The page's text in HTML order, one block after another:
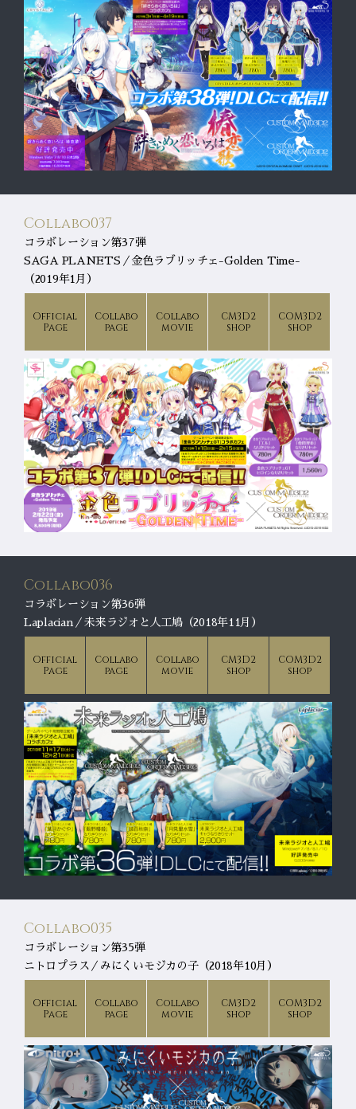
Collabo037
コラボレーション第37弾
SAGA PLANETS／金色ラブリッチェ-Golden Time-
（2019年1月）
Official
Page
Collabo
page
Collabo
movie
CM3D2
shop
COM3D2
shop
Collabo036
コラボレーション第36弾
Laplacian／未来ラジオと人工鳩（2018年11月）
Official
Page
Collabo
page
Collabo
movie
CM3D2
shop
COM3D2
shop
Collabo035
コラボレーション第35弾
ニトロプラス／みにくいモジカの子（2018年10月）
Official
Page
Collabo
page
Collabo
movie
CM3D2
shop
COM3D2
shop